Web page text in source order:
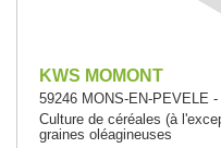
KWS MOMONT
59246 MONS-EN-PEVELE
Culture de céréales (à
graines oléagineuses